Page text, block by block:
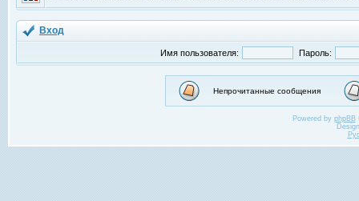
Вход
Имя пользователя: Пароль:
Непрочитанные сообщения
Powered by phpBB